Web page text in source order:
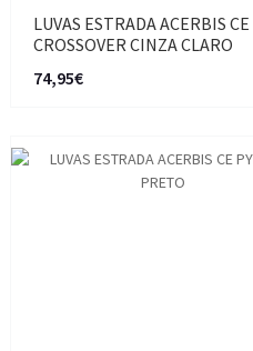
LUVAS ESTRADA ACERBIS CE
CROSSOVER CINZA CLARO
74,95€